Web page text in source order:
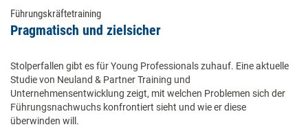
Führungskräftetraining
Pragmatisch und zielsicher
Stolperfallen gibt es für Young Professionals zuhauf. Eine aktuelle
Studie von Neuland & Partner Training und
Unternehmensentwicklung zeigt, mit welchen Problemen sich der
Führungsnachwuchs konfrontiert sieht und wie er diese
überwinden will.